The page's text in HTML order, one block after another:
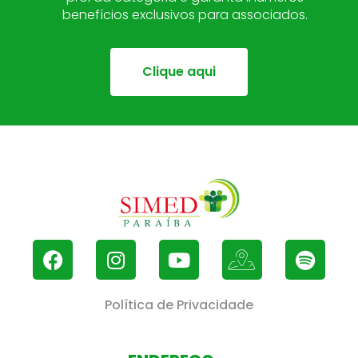
benefícios exclusivos para associados.
Clique aqui
Política de Privacidade